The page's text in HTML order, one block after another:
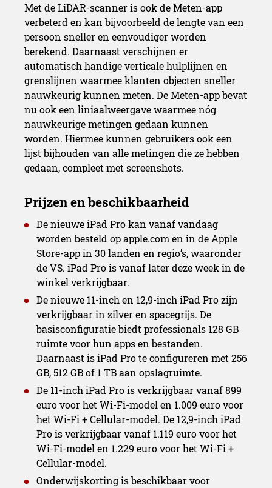
Professioneel display &
Met de LiDAR-scanner is ook de Meten-app
verbeterd en kan bijvoorbeeld de lengte van een
persoon sneller en eenvoudiger worden
berekend. Daarnaast verschijnen er
automatisch handige verticale hulplijnen en
grenslijnen waarmee klanten objecten sneller
nauwkeurig kunnen meten. De Meten-app bevat
nu ook een liniaalweergave waarmee nóg
nauwkeurige metingen gedaan kunnen
worden. Hiermee kunnen gebruikers ook een
lijst bijhouden van alle metingen die ze hebben
gedaan, compleet met screenshots.
De nieuwe iPad Pro kan vanaf vandaag
worden besteld op apple.com en in de Apple
Store-app in 30 landen en regio’s, waaronder
de VS. iPad Pro is vanaf later deze week in de
winkel verkrijgbaar.
De nieuwe 11-inch en 12,9-inch iPad Pro zijn
verkrijgbaar in zilver en spacegrijs. De
basisconfiguratie biedt professionals 128 GB
ruimte voor hun apps en bestanden.
Daarnaast is iPad Pro te configureren met 256
GB, 512 GB of 1 TB aan opslagruimte.
De 11-inch iPad Pro is verkrijgbaar vanaf 899
euro voor het Wi-Fi-model en 1.009 euro voor
het Wi-Fi + Cellular-model. De 12,9-inch iPad
Pro is verkrijgbaar vanaf 1.119 euro voor het
Wi-Fi-model en 1.229 euro voor het Wi-Fi +
Cellular-model.
Onderwijskorting is beschikbaar voor